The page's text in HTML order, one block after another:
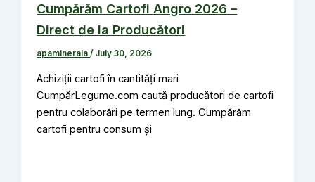
Cumpărăm Cartofi Angro 2026 –
Direct de la Producători
apaminerala/ July 30, 2026
Achiziții cartofi în cantități mari
CumpărLegume.com caută producători de cartofi
pentru colaborări pe termen lung. Cumpărăm
cartofi pentru consum și